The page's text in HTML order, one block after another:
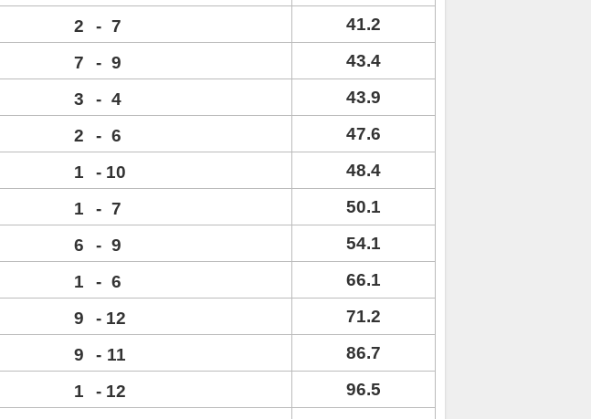
2 - 7
41.2
7 - 9
43.4
3 - 4
43.9
2 - 6
47.6
1 - 10
48.4
1 - 7
50.1
6 - 9
54.1
1 - 6
66.1
9 - 12
71.2
9 - 11
86.7
1 - 12
96.5